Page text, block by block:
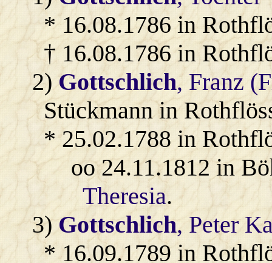
* 16.08.1786 in
† 16.08.1786 in
2)Gottschlich, Franz
Stückmann in
* 25.02.1788 in
oo 24.11.1812 in
Theresia.
3)Gottschlich, Peter
* 16.09.1789 in